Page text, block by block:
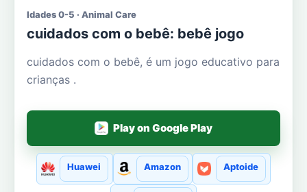
Idades 0-5 · Animal Care
cuidados com o bebê: bebê jogo
cuidados com o bebê, é um jogo educativo para
crianças .
Play on Google Play
Huawei Amazon Aptoide